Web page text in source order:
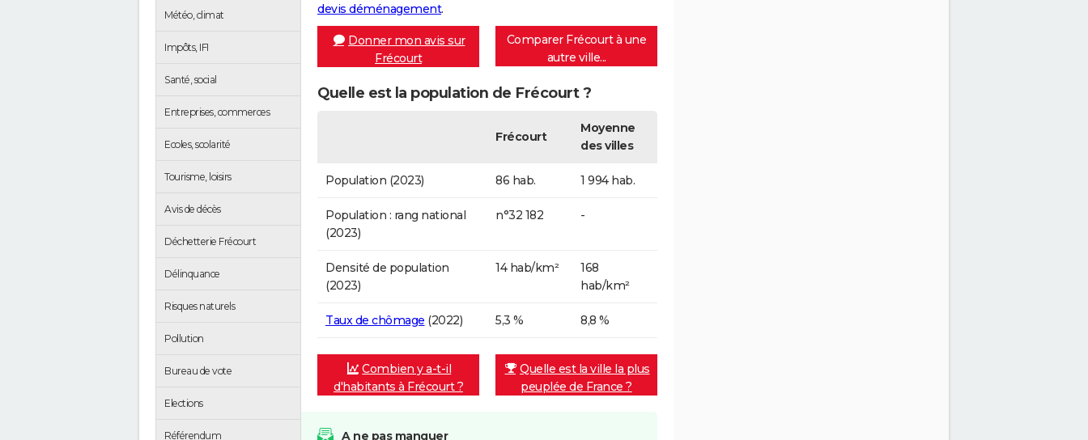
Météo, climat
Impôts, IFI
Santé, social
Entreprises, commerces
Ecoles, scolarité
Tourisme, loisirs
Avis de décès
Déchetterie Frécourt
Délinquance
Risques naturels
Pollution
Bureau de vote
Elections
Référendum
devis déménagement.
Donner mon avis sur
Frécourt
Comparer Frécourt à une
autre ville...
Quelle est la population de Frécourt ?
Frécourt
Moyenne
des villes
Population (2023) 86 hab. 1 994 hab.
Population : rang national
(2023)
n°32 182 -
Densité de population
(2023)
14 hab/km²
168
hab/km²
Taux de chômage (2022) 5,3 % 8,8 %
Combien y a-t-il
d'habitants à Frécourt ?
Quelle est la ville la plus
peuplée de France ?
A ne pas manquer